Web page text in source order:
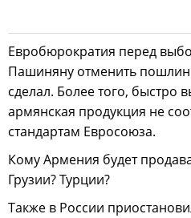
Евробюрократия перед
Пашиняну отменить
сделал. Более того, быстро
армянская продукция не
стандартам Евросоюза.
Кому Армения будет
Грузии? Турции?
Также в России